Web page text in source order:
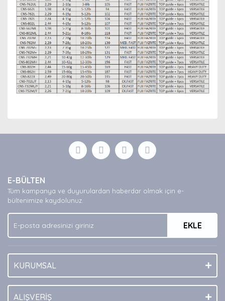
Yorum Yaz
formunu kullanarak tarafımıza iletebilirsiniz.
Görüş ve önerileriniz için teşekkür ederiz.
Ürün açıklamasında eksik bilgiler bulunuyor.
Ürün bilgilerinde hatalar bulunuyor.
Ürün fiyatı diğer sitelerden daha pahalı.
Bu ürüne benzer farklı alternatifler olmalı.
E-BÜLTEN
Tüm kampanya ve duyurulardan haberdar olmak için e-
bültenimize kaydolunuz.
EKLE
KURUMSAL
ALIŞVERİŞ